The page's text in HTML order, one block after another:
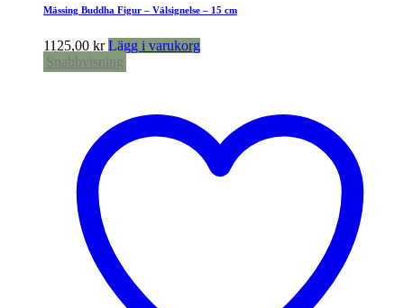
Mässing Buddha Figur – Välsignelse – 15 cm
1125,00 kr Lägg i varukorg
Snabbvisning